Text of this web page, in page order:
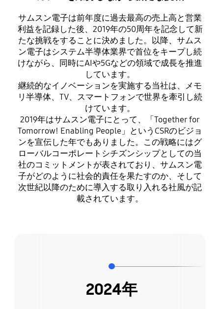
サムスン電子は前年度に過去最高の売上高と営業
利益を記録した後、2019年の50周年を記念して新
たな挑戦をすることに決めました。以降、サムス
ン電子はシステム半導体業界で首位をキープし続
けながら、同時にAIや5Gなどの領域で成長を推進
しています。
継続的なイノベーションを実施する当社は、メモ
リ半導体、TV、スマートフォンで世界を牽引し続
けています。
2019年はサムスン電子にとって、「Together for
Tomorrow! Enabling People」というCSRのビジョ
ンを宣伝した年でもありました。この戦略にはグ
ローバルコーポレートシチズンシップとしての当
社のコミットメントが表されており、サムスン電
子がどのように社会的責任を果たすのか、そして
次世紀以降のために導入する取り入れる社風が記
載されています。
2024年